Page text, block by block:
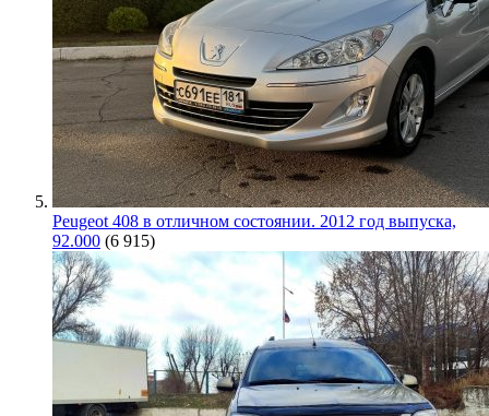
Peugeot 408 в отличном состоянии. 2012 год выпуска,
92.000 (6 915)